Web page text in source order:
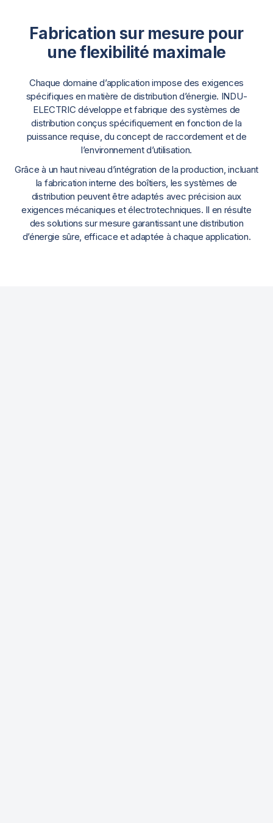
Fabrication sur mesure pour
une flexibilité maximale
Chaque domaine d’application impose des exigences
spécifiques en matière de distribution d’énergie. INDU-
ELECTRIC développe et fabrique des systèmes de
distribution conçus spécifiquement en fonction de la
puissance requise, du concept de raccordement et de
l’environnement d’utilisation.
Grâce à un haut niveau d’intégration de la production, incluant
la fabrication interne des boîtiers, les systèmes de
distribution peuvent être adaptés avec précision aux
exigences mécaniques et électrotechniques. Il en résulte
des solutions sur mesure garantissant une distribution
d’énergie sûre, efficace et adaptée à chaque application.